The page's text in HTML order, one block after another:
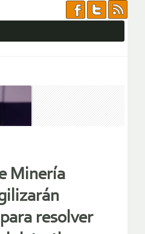
Minería
resolver